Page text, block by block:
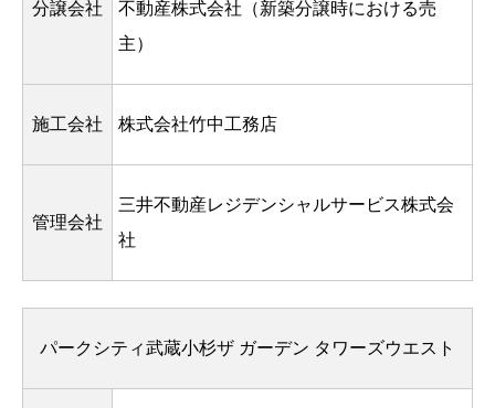
分譲会社
不動産株式会社（新築分譲時における売
主）
施工会社 株式会社竹中工務店
管理会社
三井不動産レジデンシャルサービス株式会
社
パークシティ武蔵小杉ザ ガーデン タワーズウエスト